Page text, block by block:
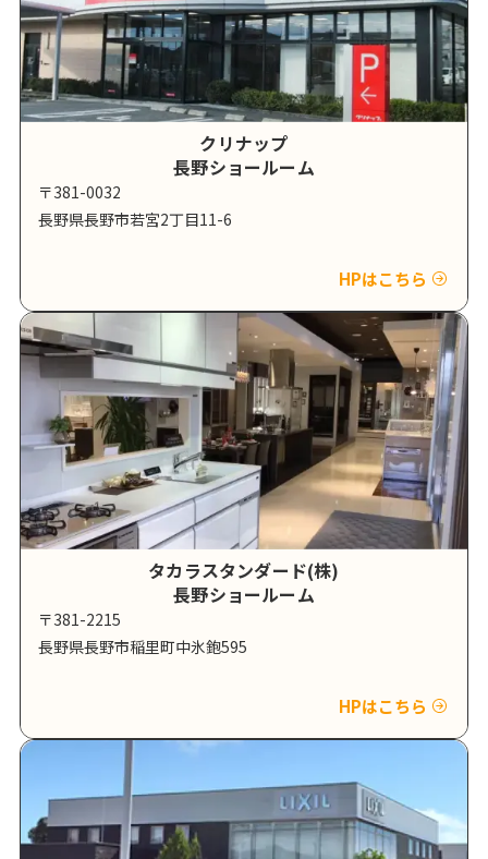
クリナップ
長野ショールーム
〒381-0032
長野県長野市若宮2丁目11-6
HPはこちら
タカラスタンダード(株)
長野ショールーム
〒381-2215
長野県長野市稲里町中氷鉋595
HPはこちら